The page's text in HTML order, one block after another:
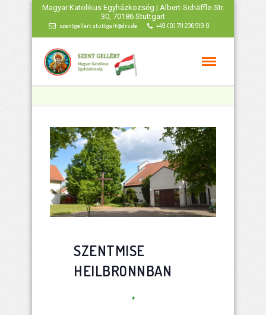
Magyar Katolikus Egyházközség | Albert-Schäffle-Str.
30, 70186 Stuttgart
szentgellert.stuttgart@drs.de +49 (0) 711 236 919 0
SZENTMISE
HEILBRONNBAN
*